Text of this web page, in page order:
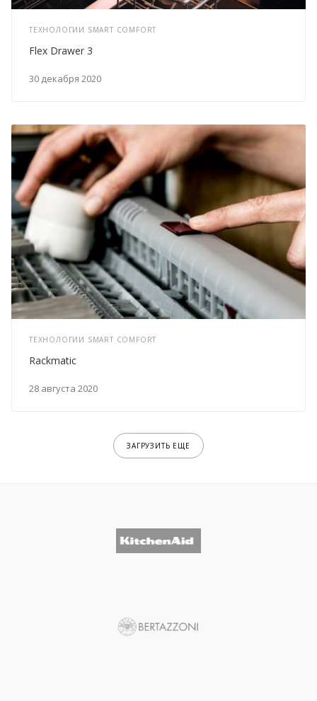
ТЕХНОЛОГИИ SMART COMFORT
30 декабря 2020
Flex Drawer 3
ТЕХНОЛОГИИ SMART COMFORT
28 августа 2020
Rackmatic
ЗАГРУЗИТЬ ЕЩЕ